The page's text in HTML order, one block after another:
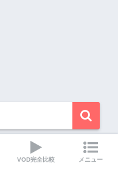
VOD完全比較 メニュー